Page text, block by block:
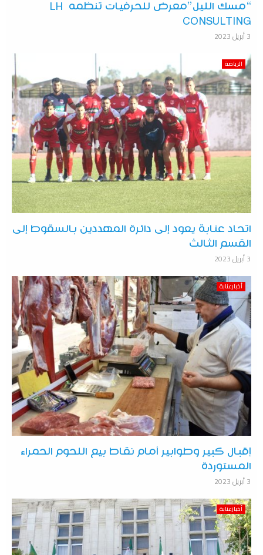
“مسك الليل”معرض للحرفيات تنظمه LH
CONSULTING
3 أبريل 2023
الرياضة
اتحاد عنابة يعود إلى دائرة المهددين بالسقوط إلى
القسم الثالث
3 أبريل 2023
أخبارعنابة
إقبال كبير وطوابير أمام نقاط بيع اللحوم الحمراء
المستوردة
3 أبريل 2023
أخبارعنابة